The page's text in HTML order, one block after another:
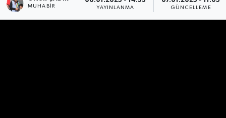
MUHABİR YAYINLANMA GÜNCELLEME